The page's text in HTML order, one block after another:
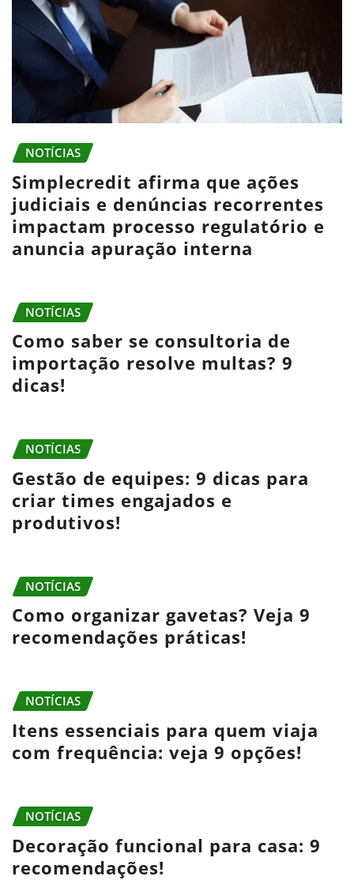
NOTÍCIAS
Simplecredit afirma que ações
judiciais e denúncias recorrentes
impactam processo regulatório e
anuncia apuração interna
NOTÍCIAS
Como saber se consultoria de
importação resolve multas? 9
dicas!
NOTÍCIAS
Gestão de equipes: 9 dicas para
criar times engajados e
produtivos!
NOTÍCIAS
Como organizar gavetas? Veja 9
recomendações práticas!
NOTÍCIAS
Itens essenciais para quem viaja
com frequência: veja 9 opções!
NOTÍCIAS
Decoração funcional para casa: 9
recomendações!